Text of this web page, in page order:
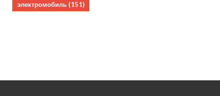
электромобиль (151)